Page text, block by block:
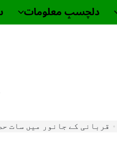
دلچسپ معلومات
قربانی کے جانور میں سات